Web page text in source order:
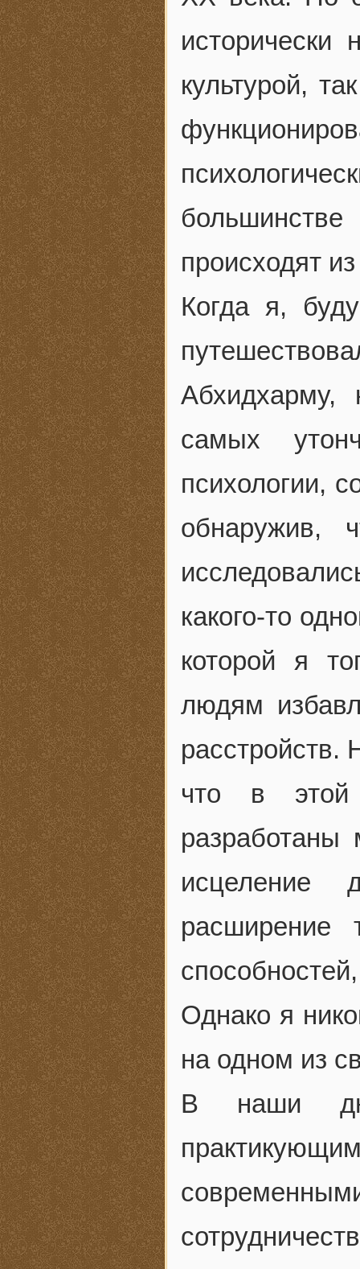
исторически
культурой,
происходят
Когда я,
Абхидхарму,
самых
психологии,
обнаружив,
какого-то
которой я
людям
расстройств.
что в этой
разработаны
расширение
Однако я
на одном из
В наши